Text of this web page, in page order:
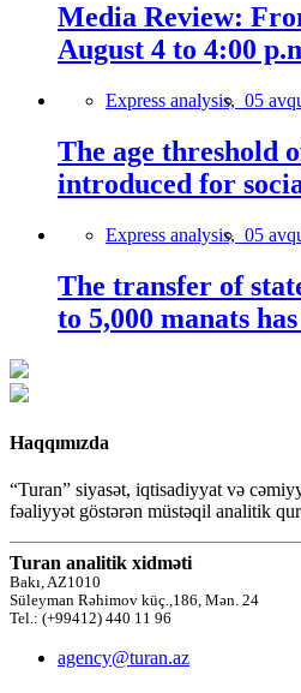
Media Review:
August 4 to 4:00
Express analysis, 05
The age threshold
introduced for
Express analysis, 05
The transfer of
to 5,000 manats
Haqqımızda
“Turan” siyasət, iqtisadiyyat və
fəaliyyət göstərən müstəqil analitik
Turan analitik xidməti
Bakı, AZ1010
Süleyman Rəhimov küç.,186, Mən. 24
Tel.: (+99412) 440 11 96
agency@turan.az